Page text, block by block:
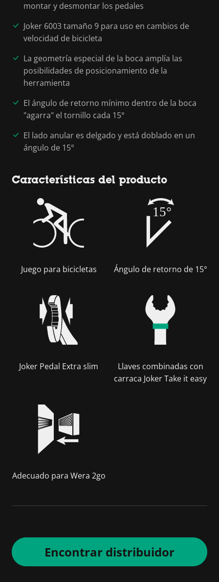
montar y desmontar los pedales
Joker 6003 tamaño 9 para uso en cambios de
velocidad de bicicleta
La geometría especial de la boca amplía las
posibilidades de posicionamiento de la
herramienta
El ángulo de retorno mínimo dentro de la boca
"agarra" el tornillo cada 15°
El lado anular es delgado y está doblado en un
ángulo de 15°
Características del producto
Juego para bicicletas
15°
Ángulo de retorno de 15°
Joker Pedal Extra slim
Llaves combinadas con
carraca Joker Take it easy
Adecuado para Wera 2go
Encontrar distribuidor